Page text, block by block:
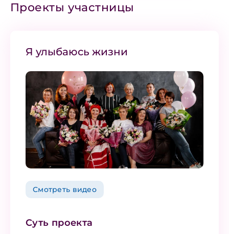
Проекты участницы
Я улыбаюсь жизни
Смотреть видео
Суть проекта